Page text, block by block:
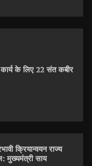
के लिए 22 संत कबीर
क्रियान्वयन राज्य
मुख्यमंत्री साय